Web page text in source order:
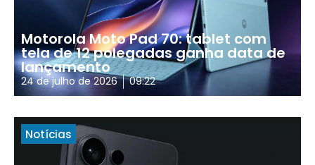
Motorola Moto Pad 70: tablet com
tela de 12 polegadas ganha data de
lançamento
24 de julho de 2026 09:22
Notícias